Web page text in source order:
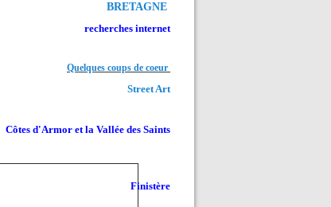
BRETAGNE
recherches internet
Quelques coups de coeur
Street Art
Côtes d'Armor et la Vallée des Saints
Finistère